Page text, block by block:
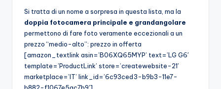
Si tratta di un nome a sorpresa in questa lista, ma la
doppia fotocamera principale e grandangolare
permettono di fare foto veramente eccezionali a un
prezzo “medio-alto”: prezzo in offerta
[amazon_textlink asin=’B06XQ65MYP’ text=’LG G6′
template=’ProductLink’ store=’createwebsite-21′
marketplace=’IT’ link_id=’6c93ced3-b9b3-11e7-